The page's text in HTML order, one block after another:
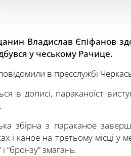
Владислав Єпіфанов
у чеському Рачице.
в пресслужбі
в дописі, параканоїст
збірна з параканое
і каное на третьому місці у
і “бронзу” змагань.